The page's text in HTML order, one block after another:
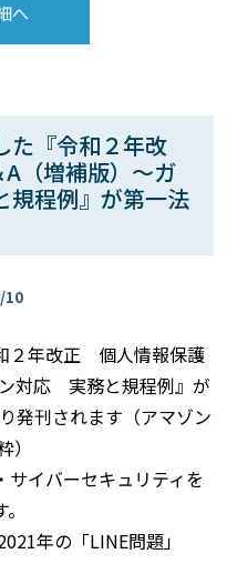
へ
た『令和２年改
（増補版）〜ガ
程例』が第一法
10
２年改正 個人情報保護
対応 実務と規程例』が
発刊されます（アマゾン
イバーセキュリティを
年の「LINE問題」